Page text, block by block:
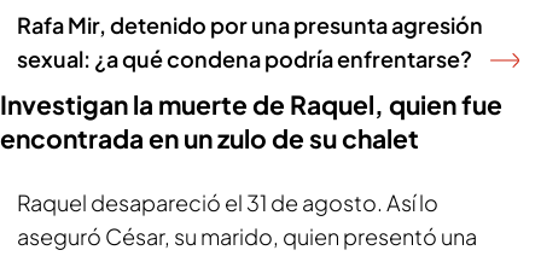
Rafa Mir, detenido por una presunta agresión
sexual: ¿a qué condena podría enfrentarse?
Investigan la muerte de Raquel, quien fue
encontrada en un zulo de su chalet
Raquel desapareció el 31 de agosto. Así lo
aseguró César, su marido, quien presentó una